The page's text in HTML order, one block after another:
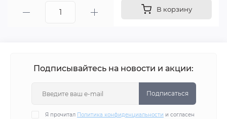
В корзину
Подписывайтесь на новости и акции:
Подписаться
Я прочитал Политика конфиденциальности и согласен